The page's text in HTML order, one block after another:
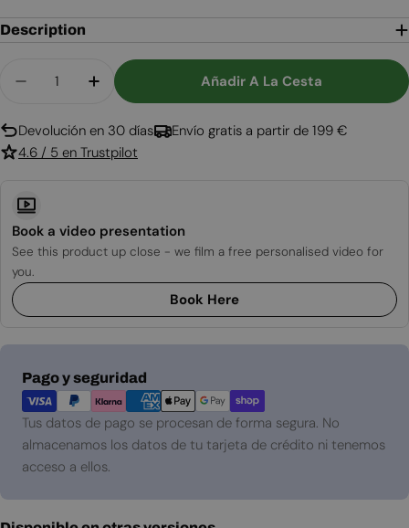
Description
Disminuir Cantidad Para Chimenea De
Aumentar Cantidad Para Chimenea
Añadir A La Cesta
Devolución en 30 días
Envío gratis a partir de 199 €
4.6 / 5 en Trustpilot
Book a video presentation
See this product up close - we film a free personalised video for
you.
Book Here
Pago y seguridad
Métodos
de
pago
Tus datos de pago se procesan de forma segura. No
almacenamos los datos de tu tarjeta de crédito ni tenemos
acceso a ellos.